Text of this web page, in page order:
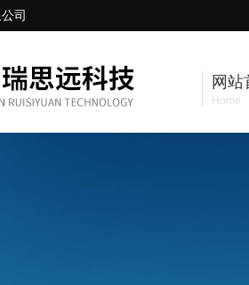
司
网站
Home